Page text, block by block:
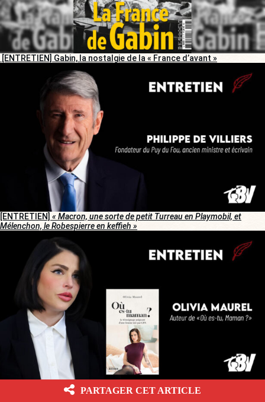
[ENTRETIEN] Gabin, la nostalgie de la « France d’avant »
[ENTRETIEN] « Macron, une sorte de petit Turreau en Playmobil, et
Mélenchon, le Robespierre en keffieh »
« Le débat sur la GPA n’est pas théorique : il est déjà en cours »
PARTAGER CET ARTICLE